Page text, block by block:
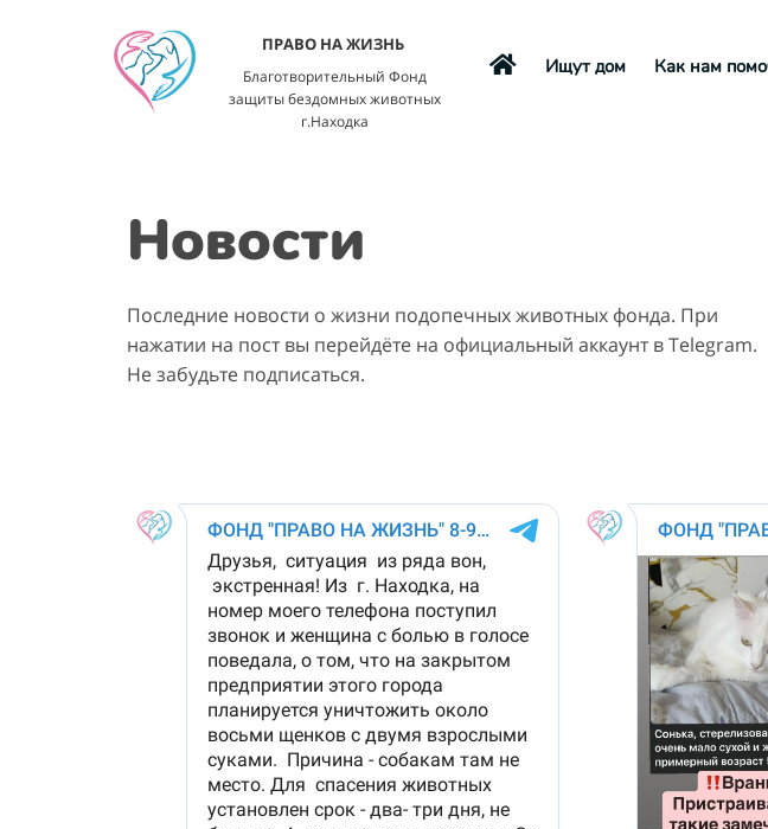
Ищут дом Как нам
Благотворительный Фонд
защиты бездомных животных
г.Находка
ПРАВО НА ЖИЗНЬ
Новости
Последние новости о жизни подопечных животных фонда. При
нажатии на пост вы перейдёте на официальный аккаунт в Telegram.
Не забудьте подписаться.